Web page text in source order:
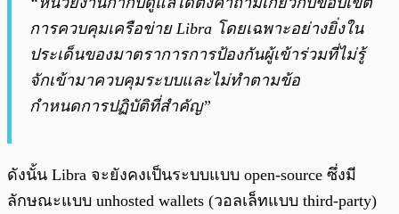
การควบคุมเครือข่าย Libra โดยเฉพาะอย่างยิ่งใน
ประเด็นของมาตราการการป้องกันผู้เข้าร่วมที่ไม่รู้
จักเข้ามาควบคุมระบบและไม่ทำตามข้อ
กำหนดการปฏิบัติที่สำคัญ”
ดังนั้น Libra จะยังคงเป็นระบบแบบ open-source ซึ่งมี
ลักษณะแบบ unhosted wallets (วอลเล็ทแบบ third-party)